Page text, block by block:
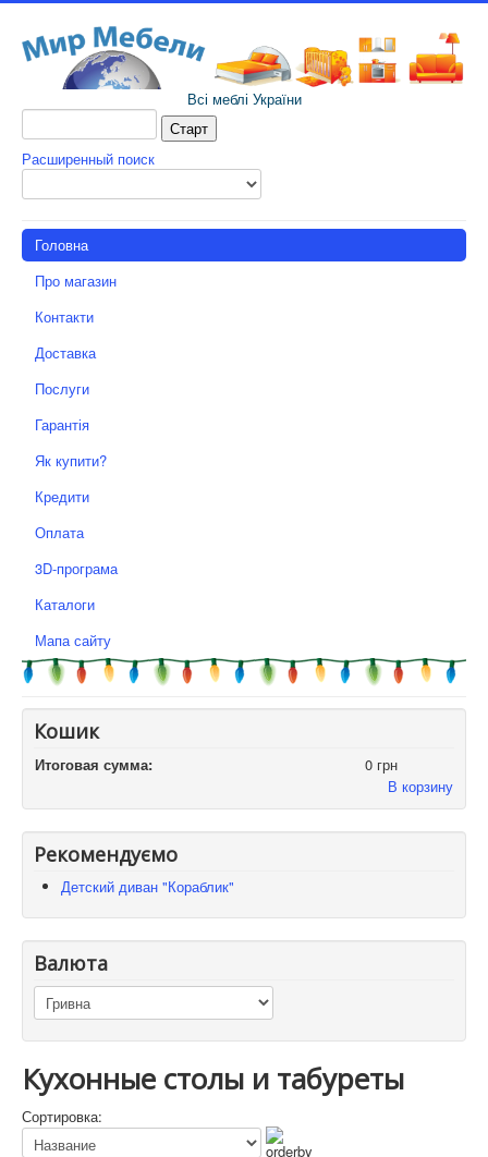
Всі меблі України
Расширенный поиск
Головна
Про магазин
Контакти
Доставка
Послуги
Гарантія
Як купити?
Кредити
Оплата
3D-програма
Каталоги
Мапа сайту
Кошик
Итоговая сумма:
0 грн
В корзину
Рекомендуємо
Детский диван "Кораблик"
Валюта
Кухонные столы и табуреты
Сортировка: